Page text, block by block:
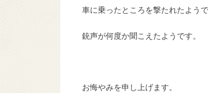
車に乗ったところを撃たれたようで
銃声が何度か聞こえたようです。
お悔やみを申し上げます。